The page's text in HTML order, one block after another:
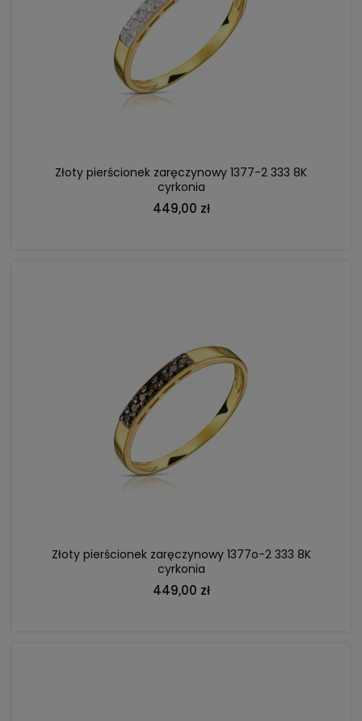
Złoty pierścionek zaręczynowy 1377-2 333 8K
cyrkonia
449,00 zł
DO KOSZYKA
Złoty pierścionek zaręczynowy 1377o-2 333 8K
cyrkonia
449,00 zł
DO KOSZYKA